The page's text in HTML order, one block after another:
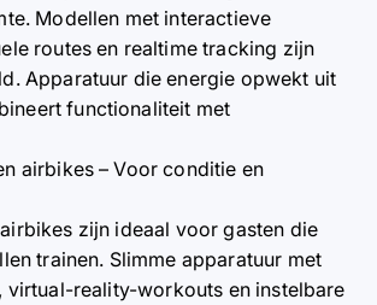
Modellen met interactieve
routes en realtime tracking zijn
Apparatuur die energie opwekt uit
functionaliteit met
airbikes – Voor conditie en
zijn ideaal voor gasten die
trainen. Slimme apparatuur met
virtual-reality-workouts en instelbare